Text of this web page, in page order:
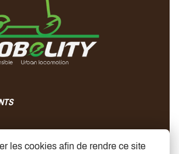
posées
de vente
les cookies afin de rendre ce site